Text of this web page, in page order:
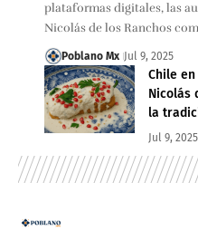
plataformas digitales, las
Nicolás de los Ranchos
Poblano Mx Jul 9, 2025
Chile
Nicolás
la
Jul 9, 2025